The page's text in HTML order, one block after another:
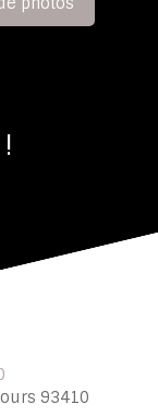
93410